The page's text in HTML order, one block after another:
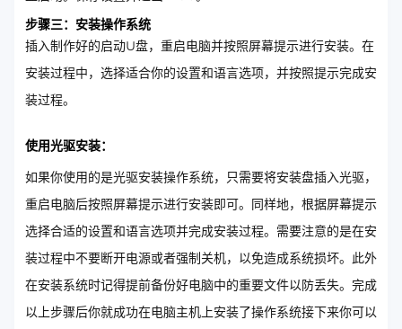
步骤三：安装操作系统
插入制作好的启动U盘，重启电脑并按照屏幕提示进行安装。在
安装过程中，选择适合你的设置和语言选项，并按照提示完成安
装过程。
使用光驱安装：
如果你使用的是光驱安装操作系统，只需要将安装盘插入光驱，
重启电脑后按照屏幕提示进行安装即可。同样地，根据屏幕提示
选择合适的设置和语言选项并完成安装过程。需要注意的是在安
装过程中不要断开电源或者强制关机，以免造成系统损坏。此外
在安装系统时记得提前备份好电脑中的重要文件以防丢失。完成
以上步骤后你就成功在电脑主机上安装了操作系统接下来你可以